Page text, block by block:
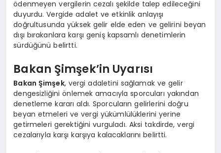
ödenmeyen vergilerin cezalı şekilde talep edileceğini
duyurdu. Vergide adalet ve etkinlik anlayışı
doğrultusunda yüksek gelir elde eden ve gelirini beyan
dışı bırakanlara karşı geniş kapsamlı denetimlerin
sürdüğünü belirtti.
Bakan Şimşek’in Uyarısı
Bakan Şimşek, vergi adaletini sağlamak ve gelir
dengesizliğini önlemek amacıyla sporcuları yakından
denetleme kararı aldı. Sporcuların gelirlerini doğru
beyan etmeleri ve vergi yükümlülüklerini yerine
getirmeleri gerektiğini vurguladı. Aksi takdirde, vergi
cezalarıyla karşı karşıya kalacaklarını belirtti.